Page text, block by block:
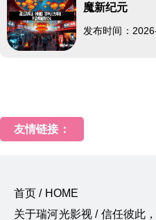
魔新纪元
发布时间：
友情链接：
首页 / HOME
关于瑞河光影视 / 信任彼此